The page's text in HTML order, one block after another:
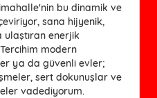
bu dinamik ve
sana hijyenik,
enerjik
modern
ya da güvenli evler;
sert dokunuşlar ve
vadediyorum.